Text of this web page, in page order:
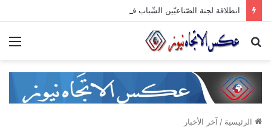
بحث
الرئيسية / آخر الأخبار